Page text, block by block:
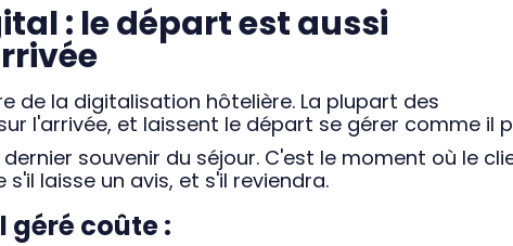
: le départ est aussi
de la digitalisation hôtelière. La plupart des
l'arrivée, et laissent le départ se gérer comme il
souvenir du séjour. C'est le moment où le
laisse un avis, et s'il reviendra.
géré coûte :